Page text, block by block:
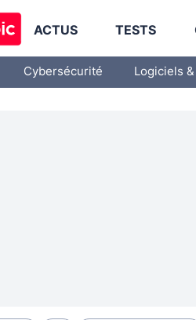
ACTUS TESTS
Cybersécurité Logiciels